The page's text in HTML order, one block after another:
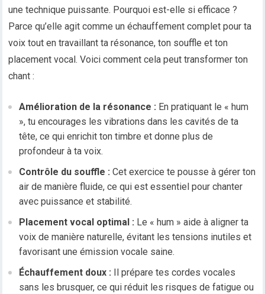
une technique puissante. Pourquoi est-elle si efficace ?
Parce qu’elle agit comme un échauffement complet pour ta
voix tout en travaillant ta résonance, ton souffle et ton
placement vocal. Voici comment cela peut transformer ton
chant :
Amélioration de la résonance : En pratiquant le « hum
», tu encourages les vibrations dans les cavités de ta
tête, ce qui enrichit ton timbre et donne plus de
profondeur à ta voix.
Contrôle du souffle : Cet exercice te pousse à gérer ton
air de manière fluide, ce qui est essentiel pour chanter
avec puissance et stabilité.
Placement vocal optimal : Le « hum » aide à aligner ta
voix de manière naturelle, évitant les tensions inutiles et
favorisant une émission vocale saine.
Échauffement doux : Il prépare tes cordes vocales
sans les brusquer, ce qui réduit les risques de fatigue ou